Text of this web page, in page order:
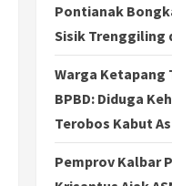
Pontianak
Sisik Trenggiling
Warga Ketapang
BPBD: Diduga
Terobos Kabut
Pemprov Kalbar